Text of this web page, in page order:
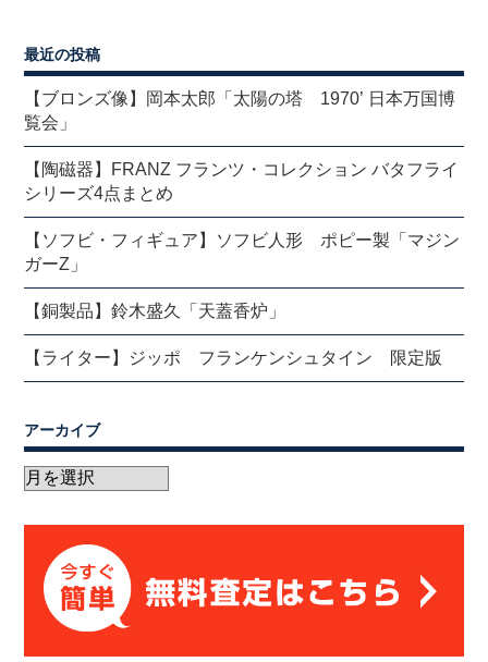
最近の投稿
【ブロンズ像】岡本太郎「太陽の塔 1970’ 日本万国博
覧会」
【陶磁器】FRANZ フランツ・コレクション バタフライ
シリーズ4点まとめ
【ソフビ・フィギュア】ソフビ人形 ポピー製「マジン
ガーZ」
【銅製品】鈴木盛久「天蓋香炉」
【ライター】ジッポ フランケンシュタイン 限定版
アーカイブ